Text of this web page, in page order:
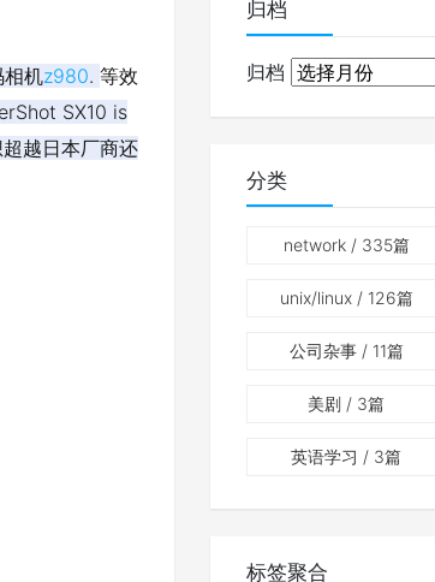
相机z980. 等效
SX10 is
越日本厂商还
归档
归档
分类
network/ 335篇
unix/linux/ 126篇
公司杂事/ 11篇
美剧 / 3篇
英语学习 / 3篇
标签聚合